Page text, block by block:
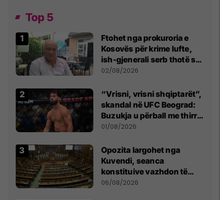
Top 5
Ftohet nga prokuroria e
Kosovës për krime lufte,
ish-gjenerali serb thotë se
dikush e tradhtoi në
02/08/2026
“Vrisni, vrisni shqiptarët”,
skandal në UFC Beograd:
Buzukja u përball me thirrje
anti-shqiptare nga
01/08/2026
Opozita largohet nga
Kuvendi, seanca
konstituive vazhdon të
shtunën në orën 11:00
06/08/2026